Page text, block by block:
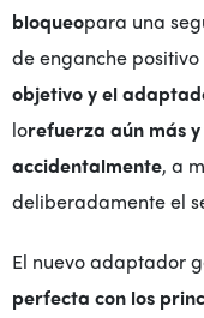
bloqueopara una
de enganche
objetivo y el
lorefuerza aún más
accidentalmente, a
deliberadamente el
El nuevo adaptador
perfecta con los